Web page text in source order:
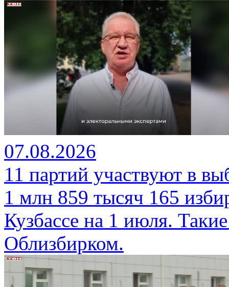
07.08.2026
11 партий участвуют в
1 млн 859 тысяч 165
Кузбассе на 1 июля.
Облизбирком.